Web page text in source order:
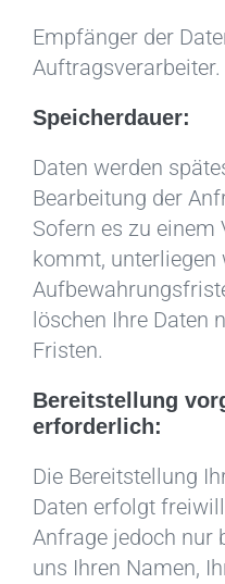
Empfänger der
Auftragsverarbeiter.
Speicherdauer:
Daten werden
Bearbeitung der
Sofern es zu
kommt, unterliegen
löschen Ihre Daten
Fristen.
Bereitstellung
erforderlich:
Die Bereitstellung
Daten erfolgt
Anfrage jedoch nur
uns Ihren Namen,